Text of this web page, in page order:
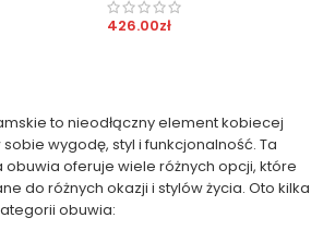
426.00zł
to nieodłączny element kobiecej
wygodę, styl i funkcjonalność. Ta
oferuje wiele różnych opcji, które
do różnych okazji i stylów życia. Oto kilka
obuwia: